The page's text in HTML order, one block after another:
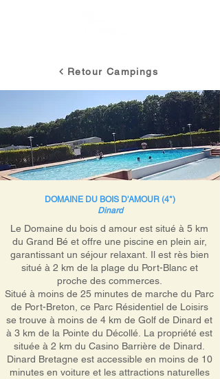
Retour Campings
DOMAINE DU BOIS D'AMOUR (4*)
Dinard
Le Domaine du bois d amour est situé à 5 km
du Grand Bé et offre une piscine en plein air,
garantissant un séjour relaxant. Il est rès bien
situé à 2 km de la plage du Port-Blanc et
proche des commerces.
Situé à moins de 25 minutes de marche du Parc
de Port-Breton, ce Parc Résidentiel de Loisirs
se trouve à moins de 4 km de Golf de Dinard et
à 3 km de la Pointe du Décollé. La propriété est
située à 2 km du Casino Barrière de Dinard.
Dinard Bretagne est accessible en moins de 10
minutes en voiture et les attractions naturelles